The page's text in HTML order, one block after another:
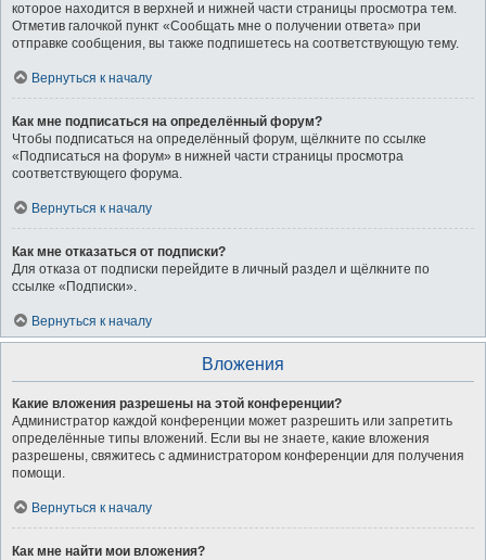
которое находится в верхней и нижней части страницы просмотра тем.
Отметив галочкой пункт «Сообщать мне о получении ответа» при
отправке сообщения, вы также подпишетесь на соответствующую тему.
Вернуться к началу
Как мне подписаться на определённый форум?
Чтобы подписаться на определённый форум, щёлкните по ссылке
«Подписаться на форум» в нижней части страницы просмотра
соответствующего форума.
Вернуться к началу
Как мне отказаться от подписки?
Для отказа от подписки перейдите в личный раздел и щёлкните по
ссылке «Подписки».
Вернуться к началу
Вложения
Какие вложения разрешены на этой конференции?
Администратор каждой конференции может разрешить или запретить
определённые типы вложений. Если вы не знаете, какие вложения
разрешены, свяжитесь с администратором конференции для получения
помощи.
Вернуться к началу
Как мне найти мои вложения?